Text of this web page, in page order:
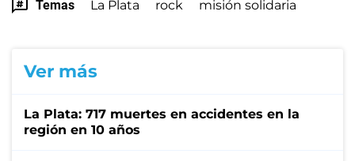
Temas La Plata rock misión solidaria
Ver más
La Plata: 717 muertes en accidentes en la
región en 10 años